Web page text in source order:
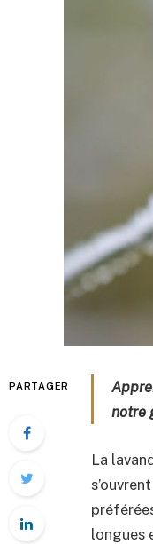
PARTAGER
notre
La
longues